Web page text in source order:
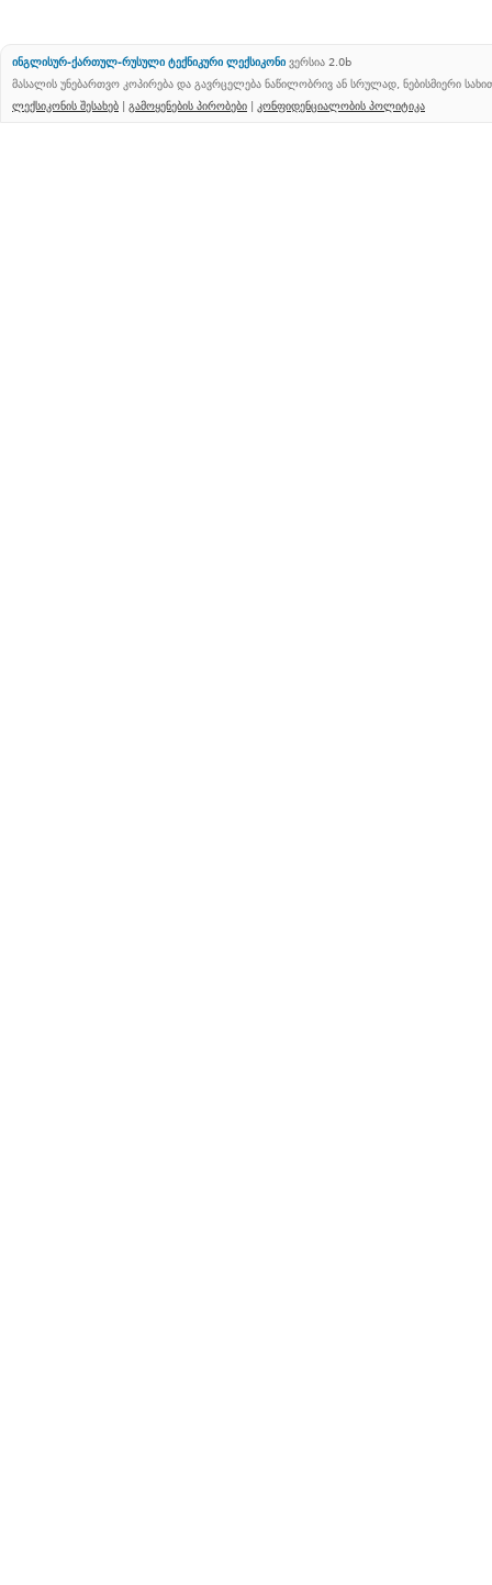
ინგლისურ-ქართულ-რუსული ტექნიკური ლექსიკონი ვერსია 2.0b
მასალის უნებართვო კოპირება და გავრცელება ნაწილობრივ ან სრულად, ნებისმიერი
ლექსიკონის შესახებ | გამოყენების პირობები | კონფიდენციალობის პოლიტიკა